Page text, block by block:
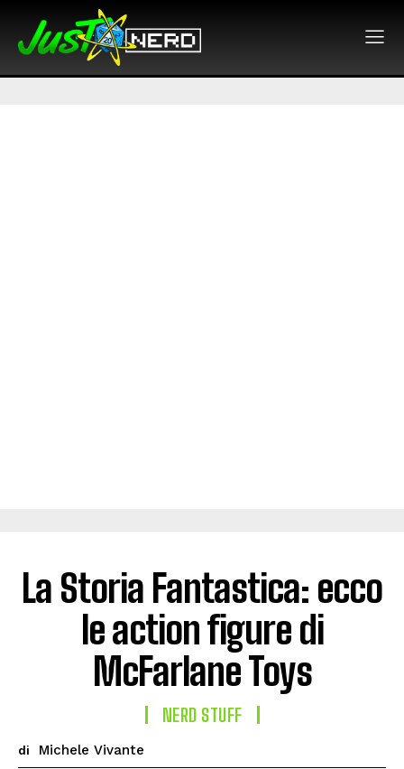
La Storia Fantastica: ecco
le action figure di
McFarlane Toys
NERD STUFF
di Michele Vivante